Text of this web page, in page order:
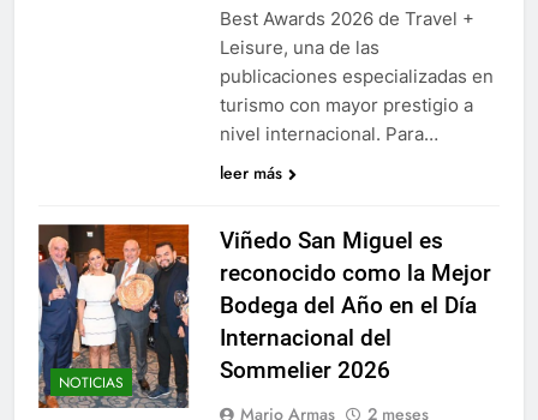
Best Awards 2026 de Travel +
Leisure, una de las
publicaciones especializadas en
turismo con mayor prestigio a
nivel internacional. Para…
leer más
NOTICIAS
Viñedo San Miguel es
reconocido como la Mejor
Bodega del Año en el Día
Internacional del
Sommelier 2026
Mario Armas 2 meses